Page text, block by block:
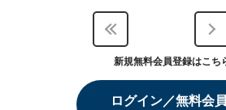
新規無料会員登録はこち
ログイン／無料会